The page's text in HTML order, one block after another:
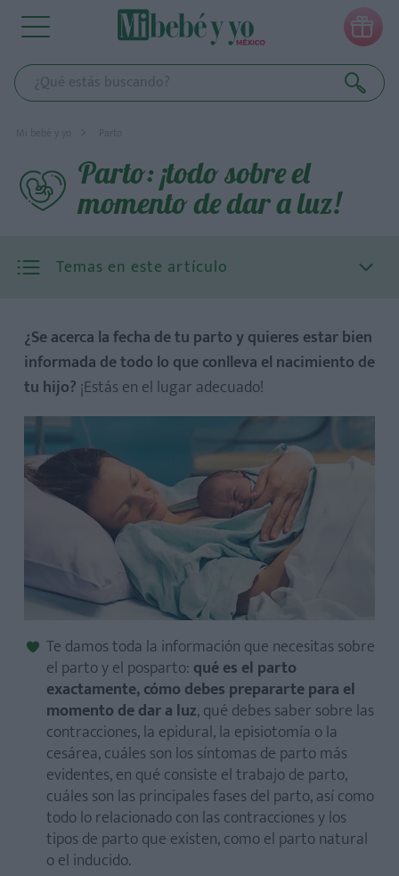

Mi bebé y yo Parto
Parto: ¡todo sobre el
momento de dar a luz!
Temas en este artículo
El proceso de parto se puede dividir en tres etapas:
¿Se acerca la fecha de tu parto y quieres estar bien
informada de todo lo que conlleva el nacimiento de
tu hijo? ¡Estás en el lugar adecuado!
Te damos toda la información que necesitas sobre
el parto y el posparto: qué es el parto
exactamente, cómo debes prepararte para el
momento de dar a luz, qué debes saber sobre las
contracciones, la epidural, la episiotomía o la
cesárea, cuáles son los síntomas de parto más
evidentes, en qué consiste el trabajo de parto,
cuáles son las principales fases del parto, así como
todo lo relacionado con las contracciones y los
tipos de parto que existen, como el parto natural
o el inducido.